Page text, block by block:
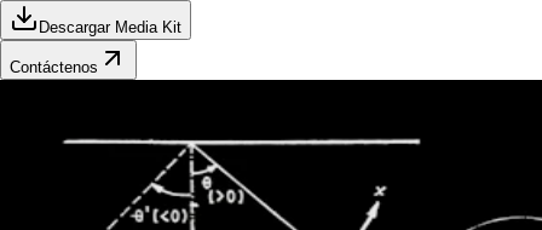
Descargar Media Kit
Contáctenos